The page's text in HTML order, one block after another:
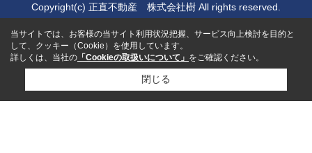
Copyright(c) 正直不動産 株式会社樹 All rights reserved.
当サイトでは、お客様の当サイト利用状況把握、サービス向上検討を目的と
して、クッキー（Cookie）を使用しています。
詳しくは、当社の 「Cookieの取扱いについて」 をご確認ください。
閉じる